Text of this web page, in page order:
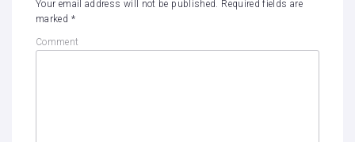
Your email address will not be published. Required fields are
marked *
Comment